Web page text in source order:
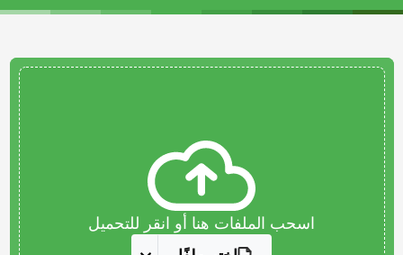
اسحب الملفات هنا أو انقر للتحميل